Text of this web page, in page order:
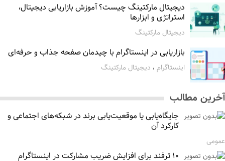
دیجیتال مارکتینگ چیست؟ آموزش بازاریابی دیجیتال،
استراتژی و ابزارها
دیجیتال مارکتینگ
بازاریابی در اینستاگرام با چیدمان صفحه جذاب و حرفه‌ای
اینستاگرام،دیجیتال مارکتینگ
مطالب
جایگاه‌یابی یا موقعیت‌یابی برند در شبکه‌های اجتماعی و
کارکرد آن
۱۰ ترفند برای افزایش ضریب مشارکت در اینستاگرام